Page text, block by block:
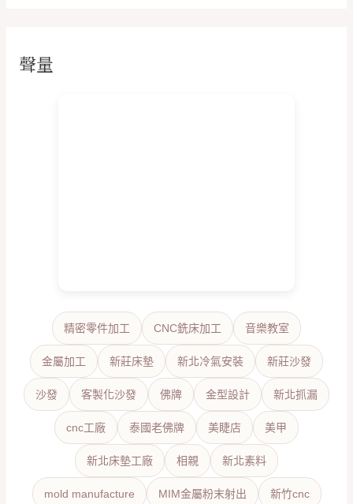
聲量
精密零件加工 CNC銑床加工 音樂教室
金屬加工 新莊床墊 新北冷氣安裝 新莊沙發
沙發 客製化沙發 佛牌 金型設計 新北抓漏
cnc工廠 泰國老佛牌 美睫店 美甲
新北床墊工廠 相親 新北素料
mold manufacture MIM金屬粉末射出 新竹cnc